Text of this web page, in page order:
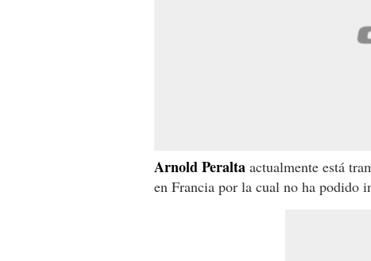
Arnold Peralta actualmente está
en Francia por la cual no ha podido